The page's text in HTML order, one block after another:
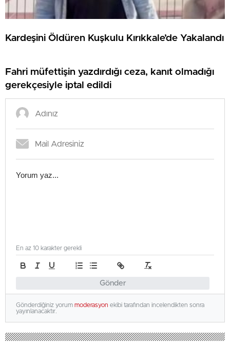
Kardeşini Öldüren Kuşkulu Kırıkkale’de Yakalandı
Fahri müfettişin yazdırdığı ceza, kanıt olmadığı
gerekçesiyle iptal edildi
Gönder
En az 10 karakter gerekli
Gönderdiğiniz yorum moderasyon ekibi tarafından incelendikten sonra
yayınlanacaktır.